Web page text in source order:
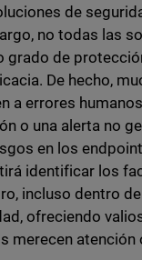
de
no todas las
grado de
De hecho,
a errores
o una alerta no
en los
identificar los
incluso dentro
ofreciendo
merecen atención